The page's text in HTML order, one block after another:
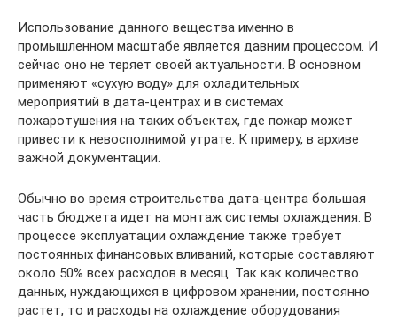
Использование данного вещества именно в
промышленном масштабе является давним процессом. И
сейчас оно не теряет своей актуальности. В основном
применяют «сухую воду» для охладительных
мероприятий в дата-центрах и в системах
пожаротушения на таких объектах, где пожар может
привести к невосполнимой утрате. К примеру, в архиве
важной документации.
Обычно во время строительства дата-центра большая
часть бюджета идет на монтаж системы охлаждения. В
процессе эксплуатации охлаждение также требует
постоянных финансовых вливаний, которые составляют
около 50% всех расходов в месяц. Так как количество
данных, нуждающихся в цифровом хранении, постоянно
растет, то и расходы на охлаждение оборудования